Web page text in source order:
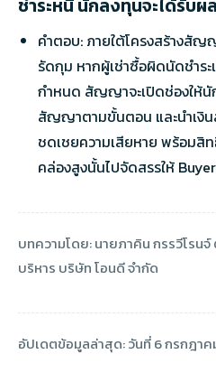
ชำระหนี้ นักลงทุนจะได้รับผ
คำตอบ: ภายใต้โครงสร้างสัญ
รัดกุม หากผู้เช่าซื้อผิดนัดชำระ
กำหนด สัญญาจะเปิดช่องให้นั
สัญญาตามขั้นตอน และนำเงิน
ชดเชยความเสียหาย พร้อมสิ
คล่องสูงนั้นไปจัดสรรให้
บทความโดย: นายภาคิน กรรวีโรนจ์
บริหาร บริษัท โอนดี จำกัด
อัปเดตข้อมูลล่าสุด: วันที่ 6 กรกฎา